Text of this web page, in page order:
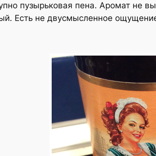
пузырьковая пена. Аромат не
Есть не двусмысленное